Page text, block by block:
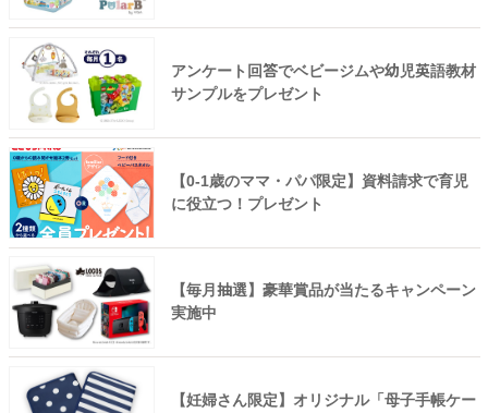
アンケート回答でベビージムや幼児英語教材
サンプルをプレゼント
【0-1歳のママ・パパ限定】資料請求で育児
に役立つ！プレゼント
【毎月抽選】豪華賞品が当たるキャンペーン
実施中
【妊婦さん限定】オリジナル「母子手帳ケー